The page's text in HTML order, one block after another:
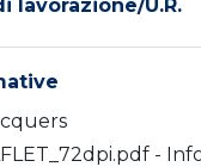
lavorazione/U.R.
-